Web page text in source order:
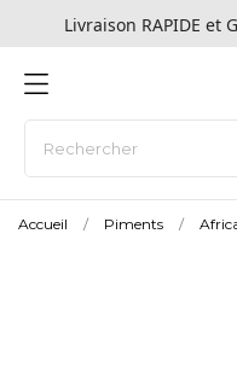
Livraison RAPIDE et
Accueil Piments